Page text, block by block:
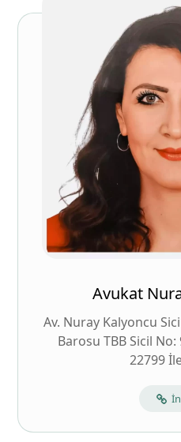
Avukat
Av. Nuray Kalyoncu
Barosu TBB Sicil
22799